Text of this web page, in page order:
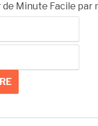
de Minute Facile par